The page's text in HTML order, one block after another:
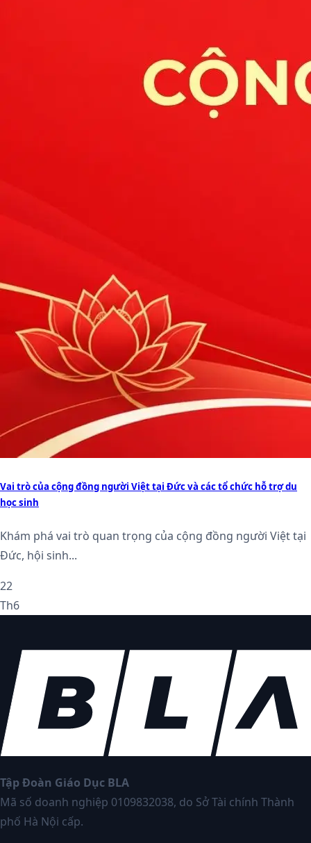
Vai trò của cộng đồng người Việt tại Đức và các tổ chức hỗ trợ du
học sinh
Khám phá vai trò quan trọng của cộng đồng người Việt tại
Đức, hội sinh...
22
Th6
Tập Đoàn Giáo Dục BLA
Mã số doanh nghiệp 0109832038, do Sở Tài chính Thành
phố Hà Nội cấp.